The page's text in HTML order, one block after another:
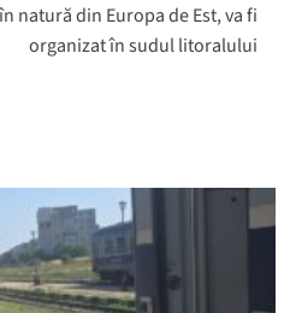
natură din Europa de Est, va fi
organizat în sudul litoralului